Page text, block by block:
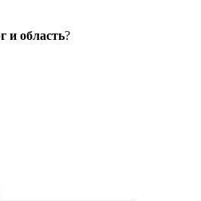
и область?